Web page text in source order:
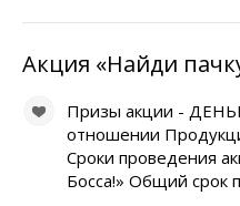
Акция «Найди
Призы aкции -
отношении
Сроки проведения
Босса!» Общий срок